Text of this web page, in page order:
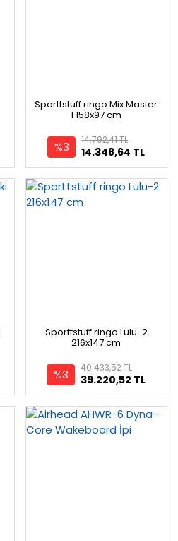
Sporttstuff ringo Mix Master
1 158x97 cm
%3 14.348,64 TL
14.792,41 TL
Sporttstuff ringo Lulu-2
216x147 cm
%3 39.220,52 TL
40.433,52 TL